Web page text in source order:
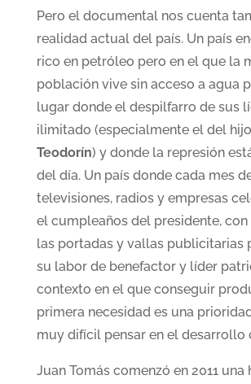
Pero el documental nos cuenta
realidad actual del país. Un país
rico en petróleo pero en el que la
población vive sin acceso a agua
lugar donde el despilfarro de sus
ilimitado (especialmente el del
Teodorín) y donde la represión
del día. Un país donde cada mes
televisiones, radios y empresas
el cumpleaños del presidente, con
las portadas y vallas publicitarias
su labor de benefactor y líder
contexto en el que conseguir
primera necesidad es una
muy difícil pensar en el desarrollo
Juan Tomás comenzó en 2011 una